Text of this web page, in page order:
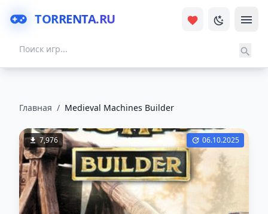
TORRENTA.RU
Главная / Medieval Machines Builder
7,976 06.10.2025